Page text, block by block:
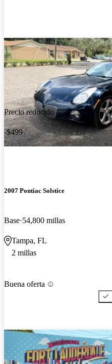
Precio reducido
-$499
2007 Pontiac Solstice
Base 54,800 millas
Tampa, FL
2 millas
Buena oferta